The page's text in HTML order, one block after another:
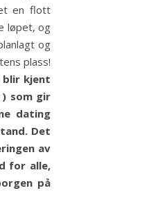
en flott
løpet, og
og
plass!
blir kjent
som gir
dating
Det
av
for alle,
på